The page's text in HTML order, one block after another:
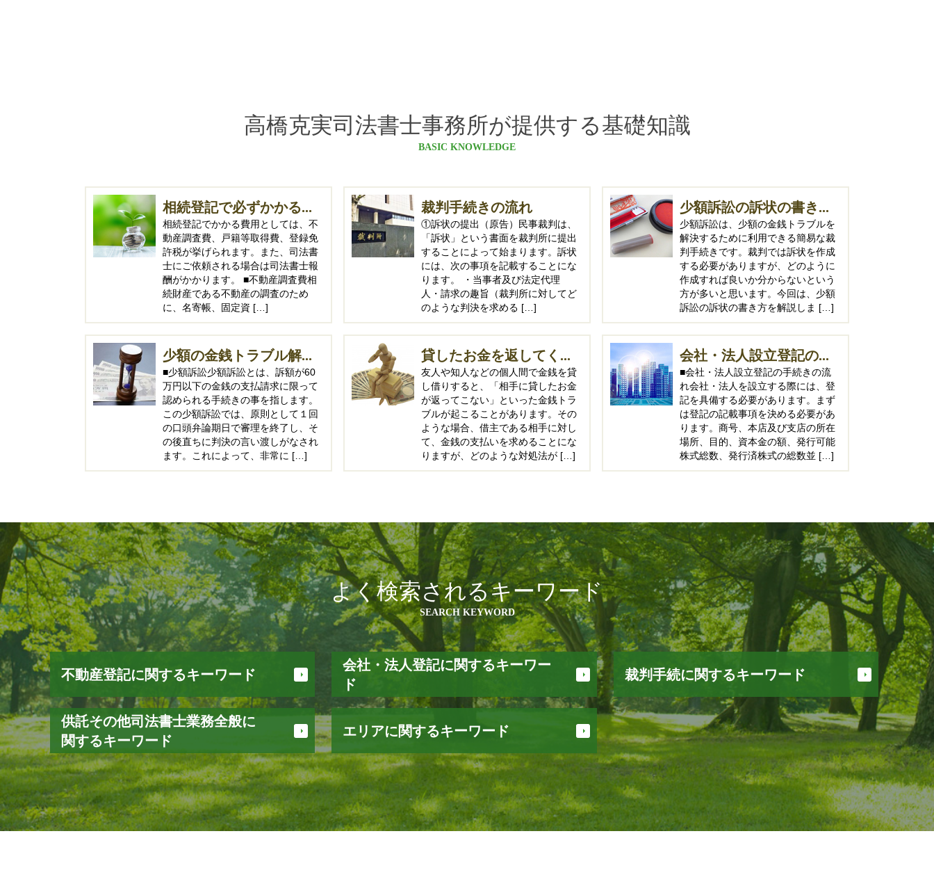
高橋克実司法書士事務所が提供する基礎知識
BASIC KNOWLEDGE
相続登記で必ずかかる...
相続登記でかかる費用としては、不
動産調査費、戸籍等取得費、登録免
許税が挙げられます。また、司法書
士にご依頼される場合は司法書士報
酬がかかります。 ■不動産調査費相
続財産である不動産の調査のため
に、名寄帳、固定資 […]
裁判手続きの流れ
①訴状の提出（原告）民事裁判は、
「訴状」という書面を裁判所に提出
することによって始まります。訴状
には、次の事項を記載することにな
ります。 ・当事者及び法定代理
人・請求の趣旨（裁判所に対してど
のような判決を求める […]
少額訴訟の訴状の書き...
少額訴訟は、少額の金銭トラブルを
解決するために利用できる簡易な裁
判手続きです。裁判では訴状を作成
する必要がありますが、どのように
作成すれば良いか分からないという
方が多いと思います。今回は、少額
訴訟の訴状の書き方を解説しま […]
少額の金銭トラブル解...
■少額訴訟少額訴訟とは、訴額が60
万円以下の金銭の支払請求に限って
認められる手続きの事を指します。
この少額訴訟では、原則として１回
の口頭弁論期日で審理を終了し、そ
の後直ちに判決の言い渡しがなされ
ます。これによって、非常に […]
貸したお金を返してく...
友人や知人などの個人間で金銭を貸
し借りすると、「相手に貸したお金
が返ってこない」といった金銭トラ
ブルが起こることがあります。その
ような場合、借主である相手に対し
て、金銭の支払いを求めることにな
りますが、どのような対処法が […]
会社・法人設立登記の...
■会社・法人設立登記の手続きの流
れ会社・法人を設立する際には、登
記を具備する必要があります。まず
は登記の記載事項を決める必要があ
ります。商号、本店及び支店の所在
場所、目的、資本金の額、発行可能
株式総数、発行済株式の総数並 […]
よく検索されるキーワード
SEARCH KEYWORD
不動産登記に関するキーワード
不動産 登記
配偶者居住権 登記
登記 事項 証明書 オンライン
相続人 申告 登記
不動産 売買 登記 費用
不動産登記 必要書類
所有権 保存
抵当権設定 登記
会社・法人登記に関するキーワー
ド
合同会社設立 流れ
法人 登記簿
債務整理 費用
株式会社 登記
法人 登記
合同会社 登記
裁判手続に関するキーワード
債権 譲渡
交通事故 損害賠償
家賃滞納 裁判
債権 時効
不在者財産管理人 予納金
担保 競売
金銭 トラブル
強制 競売
供託その他司法書士業務全般に
関するキーワード
遺言 信託
相続 範囲
相続 流れ
相続 種類
エリアに関するキーワード
大北 登記
白馬村 会社設立
白馬村 相続
池田町 相続